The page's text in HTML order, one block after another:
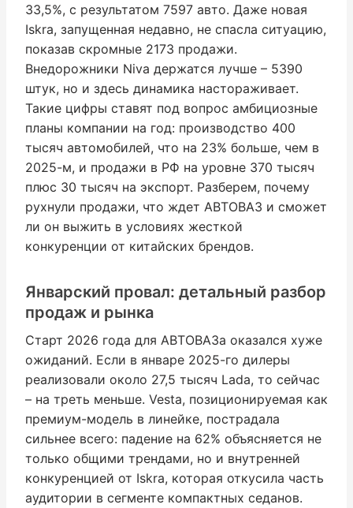
33,5%, с результатом 7597 авто. Даже новая
Iskra, запущенная недавно, не спасла ситуацию,
показав скромные 2173 продажи.
Внедорожники Niva держатся лучше – 5390
штук, но и здесь динамика настораживает.
Такие цифры ставят под вопрос амбициозные
планы компании на год: производство 400
тысяч автомобилей, что на 23% больше, чем в
2025-м, и продажи в РФ на уровне 370 тысяч
плюс 30 тысяч на экспорт. Разберем, почему
рухнули продажи, что ждет АВТОВАЗ и сможет
ли он выжить в условиях жесткой
конкуренции от китайских брендов.
Январский провал: детальный разбор
продаж и рынка
Старт 2026 года для АВТОВАЗа оказался хуже
ожиданий. Если в январе 2025-го дилеры
реализовали около 27,5 тысяч Lada, то сейчас
– на треть меньше. Vesta, позиционируемая как
премиум-модель в линейке, пострадала
сильнее всего: падение на 62% объясняется не
только общими трендами, но и внутренней
конкуренцией от Iskra, которая откусила часть
аудитории в сегменте компактных седанов.